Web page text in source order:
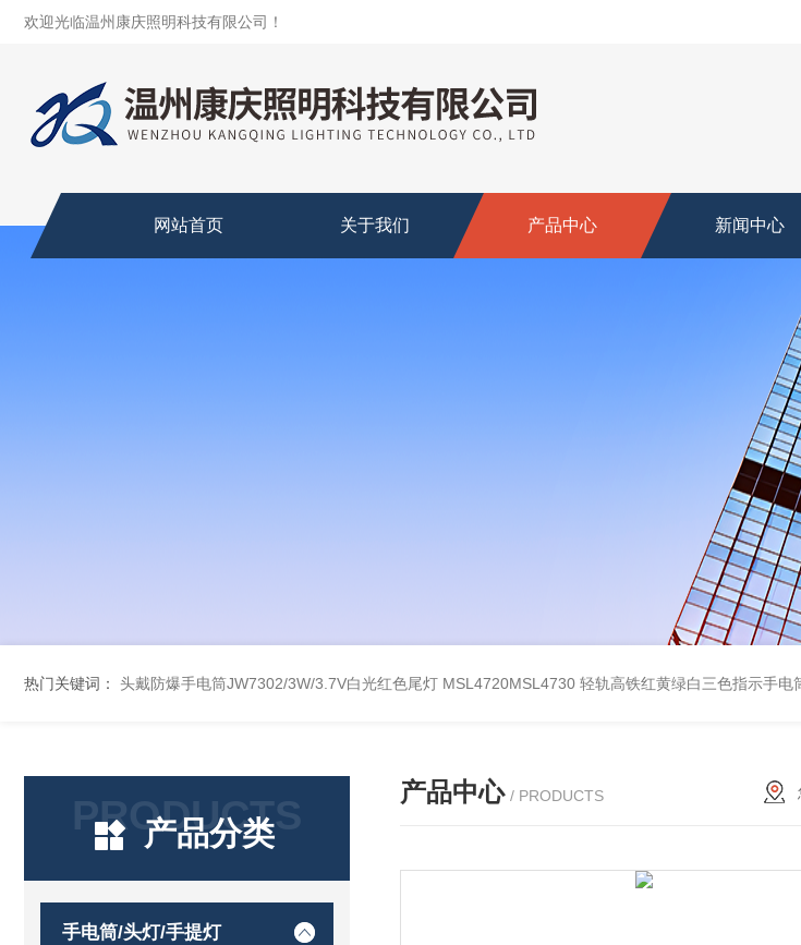
欢迎光临温州康庆照明科技有限公司！
网站首页 关于我们 产品中心 新闻中心
热门关键词： 头戴防爆手电筒JW7302/3W/3.7V白光红色尾灯 MSL4720MSL4730 轻轨高铁红黄绿白三色指示手电
PRODUCTS
产品分类
手电筒/头灯/手提灯
产品中心 / PRODUCTS